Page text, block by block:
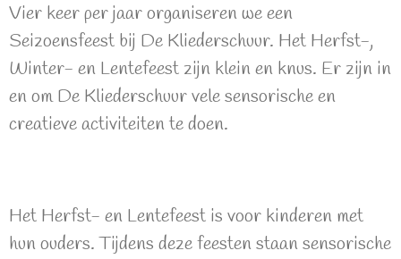
Vier keer per jaar organiseren we een
Seizoensfeest bij De Kliederschuur. Het Herfst-,
Winter- en Lentefeest zijn klein en knus. Er zijn in
en om De Kliederschuur vele sensorische en
creatieve activiteiten te doen.
Het Herfst- en Lentefeest is voor kinderen met
hun ouders. Tijdens deze feesten staan sensorische